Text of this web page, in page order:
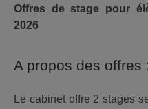
Offres de stage pour
2026
A propos des offres :
Le cabinet offre 2 stages